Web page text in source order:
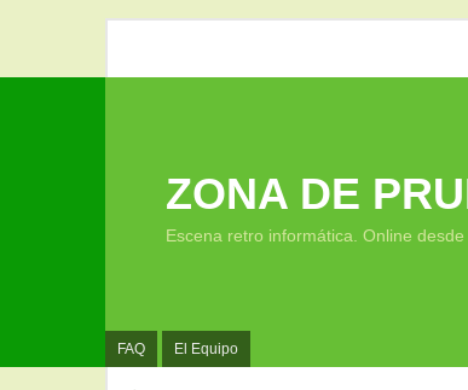
FAQ El Equipo
ZONA DE
Escena retro informática. Online desde